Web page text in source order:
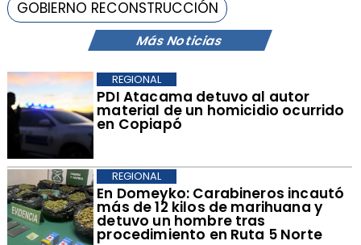
Más Noticias
PDI Atacama detuvo al autor
material de un homicidio ocurrido
en Copiapó
REGIONAL
En Domeyko: Carabineros incautó
más de 12 kilos de marihuana y
detuvo un hombre tras
procedimiento en Ruta 5 Norte
REGIONAL
GOBIERNO RECONSTRUCCIÓN